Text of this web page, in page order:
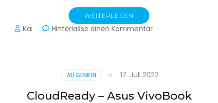
WEITERLESEN
Kai Hinterlasse einen Kommentarzu
Jahressicherung
ALLGEMEIN 17. Juli 2022
CloudReady – Asus VivoBook